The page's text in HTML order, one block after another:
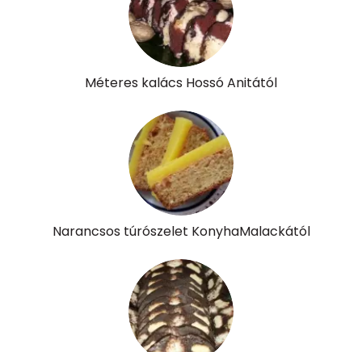
Méteres kalács Hossó Anitától
Narancsos túrószelet KonyhaMalackától